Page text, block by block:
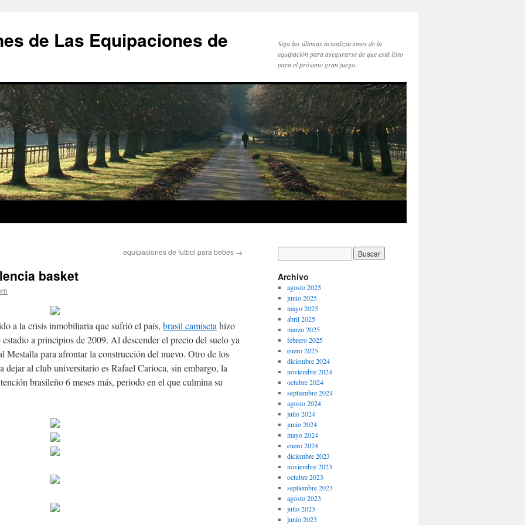
de Las Equipaciones de
Siga las últimas actualizaciones de la
equipación para asegurarse de que está listo
para el próximo gran juego.
equipaciones de futbol para bebes →
basket
a la crisis inmobiliaria que sufrió el país, brasil camiseta hizo
a principios de 2009. Al descender el precio del suelo ya
Mestalla para afrontar la construcción del nuevo. Otro de los
dejar al club universitario es Rafael Carioca, sin embargo, la
brasileño 6 meses más, periodo en el que culmina su
Archivo
agosto 2025
junio 2025
mayo 2025
abril 2025
marzo 2025
febrero 2025
enero 2025
diciembre 2024
noviembre 2024
octubre 2024
septiembre 2024
agosto 2024
julio 2024
junio 2024
mayo 2024
enero 2024
diciembre 2023
noviembre 2023
octubre 2023
septiembre 2023
agosto 2023
julio 2023
junio 2023